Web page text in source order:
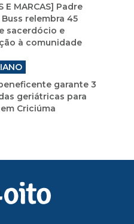
E MARCAS] Padre
relembra 45
sacerdócio e
à comunidade
garante 3
geriátricas para
Criciúma